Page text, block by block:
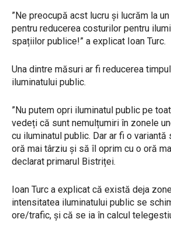
”Ne preocupă acst lucru și lucrăm la
pentru reducerea costurilor pentru
spațiilor publice!” a explicat Ioan Turc.
Una dintre măsuri ar fi reducerea
iluminatului public.
”Nu putem opri iluminatul public pe
vedeți că sunt nemulțumiri în zonele
cu iluminatul public. Dar ar fi o variantă
oră mai târziu și să îl oprim cu o oră
declarat primarul Bistriței.
Ioan Turc a explicat că există deja
intensitatea iluminatului public se
ore/trafic, și că se ia în calcul